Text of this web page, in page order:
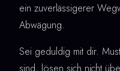
ein zuverlässigerer
Abwägung.
Sei geduldig mit dir.
sind, lösen sich nicht